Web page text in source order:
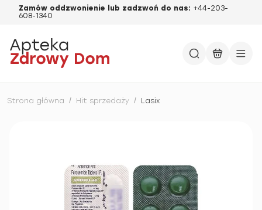
Zamów oddzwonienie lub zadzwoń do nas: +44-203-
608-1340
Strona główna / Hit sprzedaży / Lasix